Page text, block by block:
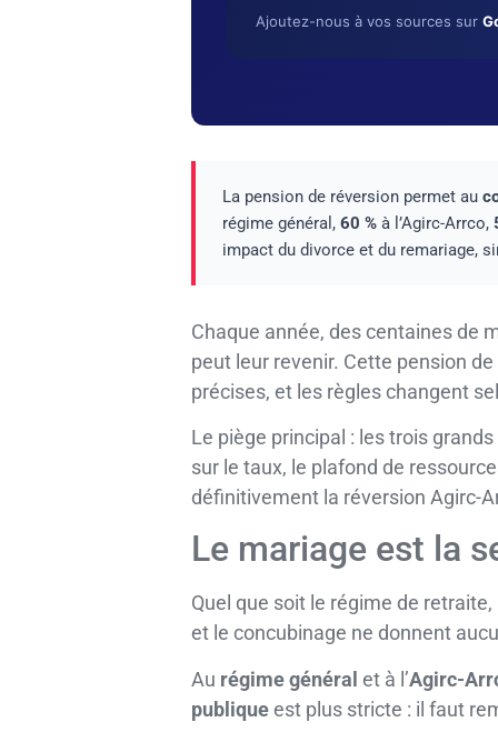
Ajoutez-nous à vos sources sur
La pension de réversion permet au
régime général, 60 % à l’Agirc-Arrco,
impact du divorce et du remariage,
Chaque année, des centaines de
peut leur revenir. Cette pension
précises, et les règles changent
Le piège principal : les trois
sur le taux, le plafond de
définitivement la réversion Agirc-
Le mariage est la
Quel que soit le régime de
et le concubinage ne donnent
Au régime général et à l’Agirc-
publiqueest plus stricte : il faut